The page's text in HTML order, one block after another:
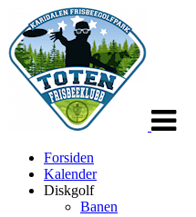
Forsiden
Kalender
Diskgolf
Banen